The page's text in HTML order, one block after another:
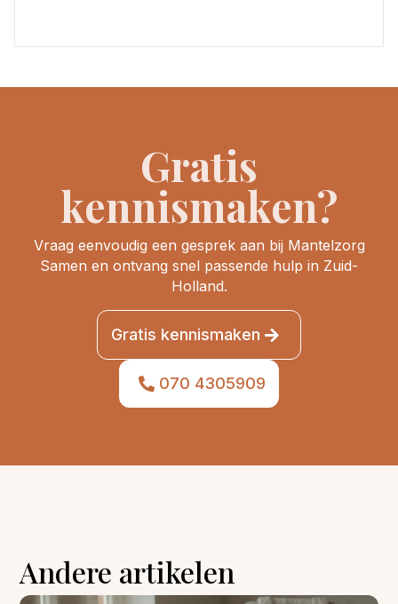
Gratis
kennismaken?
Vraag eenvoudig een gesprek aan bij Mantelzorg
Samen en ontvang snel passende hulp in Zuid-
Holland.
Gratis kennismaken
070 4305909
Andere artikelen